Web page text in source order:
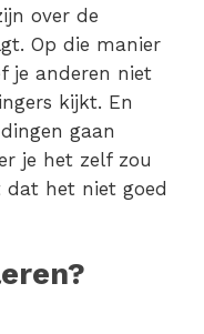
over de
Op die manier
je anderen niet
kijkt. En
gaan
je het zelf zou
het niet goed